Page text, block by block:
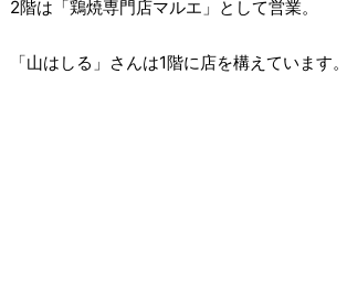
2階は「鶏焼専門店マルエ」として営業。
「山はしる」さんは1階に店を構えています。